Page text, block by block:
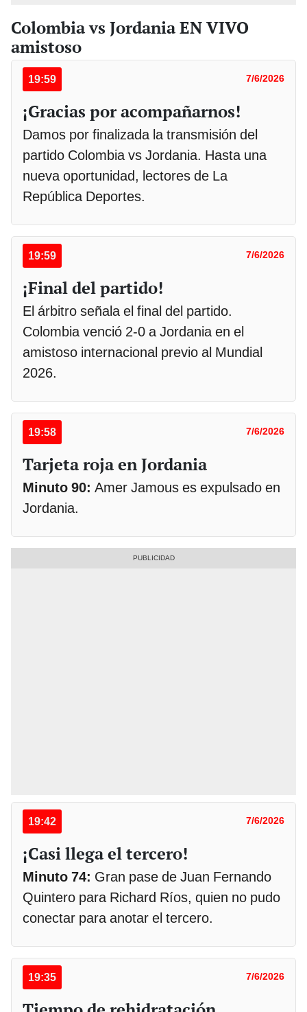
Colombia vs Jordania EN VIVO
amistoso
19:59 7/6/2026
¡Gracias por acompañarnos!
Damos por finalizada la transmisión del
partido Colombia vs Jordania. Hasta una
nueva oportunidad, lectores de La
República Deportes.
19:59 7/6/2026
¡Final del partido!
El árbitro señala el final del partido.
Colombia venció 2-0 a Jordania en el
amistoso internacional previo al Mundial
2026.
19:58 7/6/2026
Tarjeta roja en Jordania
Minuto 90: Amer Jamous es expulsado en
Jordania.
19:42 7/6/2026
¡Casi llega el tercero!
Minuto 74: Gran pase de Juan Fernando
Quintero para Richard Ríos, quien no pudo
conectar para anotar el tercero.
19:35 7/6/2026